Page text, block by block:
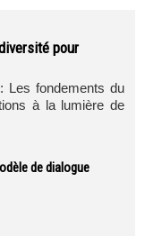
pour
Les fondements du
à la lumière de
de dialogue